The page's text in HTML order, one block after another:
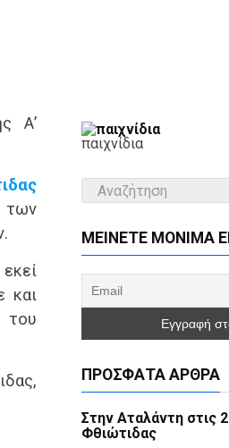
Α’
των
και
του
παιχνίδια
ΜΕΊΝΕΤΕ ΜΌΝΙΜΑ
ΠΡΌΣΦΑΤΑ ΆΡΘΡΑ
Στην Αταλάντη στις
Φθιώτιδας